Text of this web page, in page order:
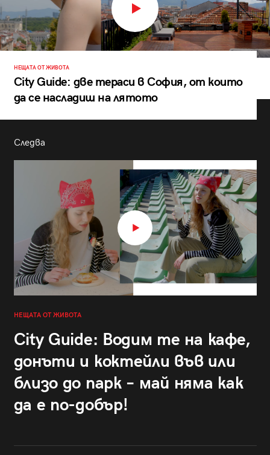
НЕЩАТА ОТ ЖИВОТА
City Guide: две тераси в София, от които
да се насладиш на лятото
Следва
НЕЩАТА ОТ ЖИВОТА
City Guide: Водим те на кафе,
донъти и коктейли във или
близо до парк – май няма как
да е по-добър!